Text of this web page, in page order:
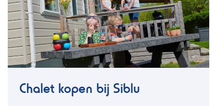
Chalet kopen bij Siblu